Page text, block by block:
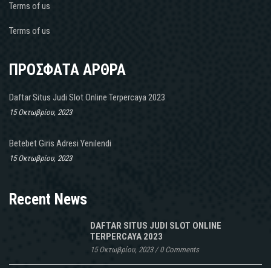
Terms of us
Terms of us
ΠΡΟΣΦΑΤΑ ΑΡΘΡΑ
Daftar Situs Judi Slot Online Terpercaya 2023
15 Οκτωβρίου, 2023
Betebet Giris Adresi Yenilendi
15 Οκτωβρίου, 2023
Recent News
DAFTAR SITUS JUDI SLOT ONLINE
TERPERCAYA 2023
15 Οκτωβρίου, 2023/0 Comments